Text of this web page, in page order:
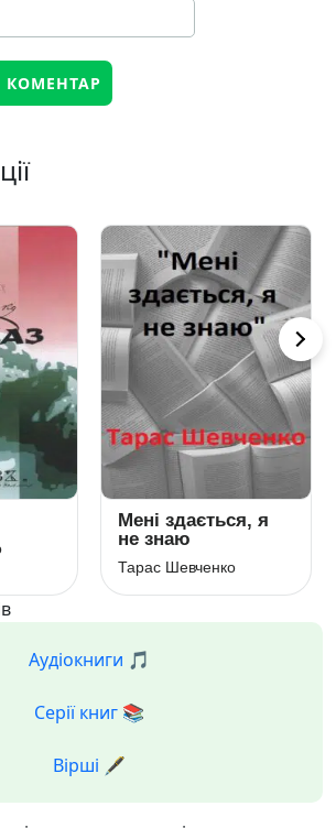
Мені здається, я
не знаю
Тарас Шевченко
Аудіокниги 🎵
Серії книг 📚
Вірші 🖋️